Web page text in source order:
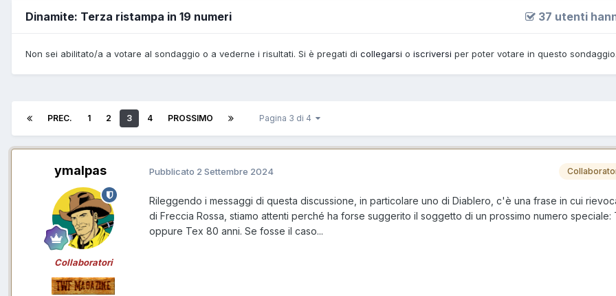
Dinamite: Terza ristampa in 19 numeri 37 utenti
Non sei abilitato/a a votare al sondaggio o a vederne i risultati. Si è pregati di collegarsi o iscriversi per poter votare in questo sondaggio.
PREC. 1 2 3 4 PROSSIMO Pagina 3 di 4
ymalpas
Collaboratori
Pubblicato 2 Settembre 2024
Rileggendo i messaggi di questa discussione, in particolare uno di Diablero, c'è una frase in cui
di Freccia Rossa, stiamo attenti perché ha forse suggerito il soggetto di un prossimo numero speciale:
oppure Tex 80 anni. Se fosse il caso...